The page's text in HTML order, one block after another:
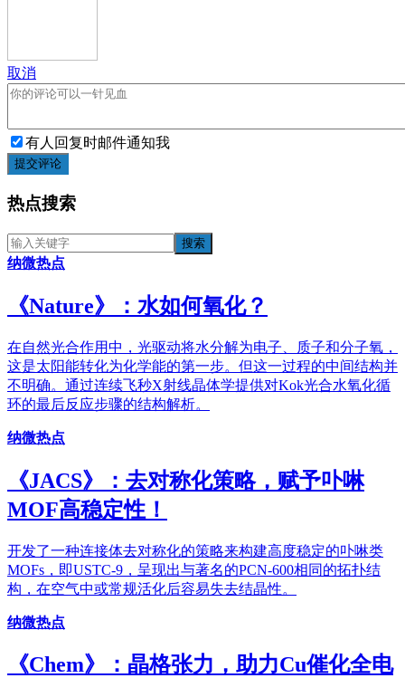
取消
有人回复时邮件通知我
提交评论
热点搜索
纳微热点
《​Nature》：水如何氧化？
在自然光合作用中，光驱动将水分解为电子、质子和分子氧，
这是太阳能转化为化学能的第一步。但这一过程的中间结构并
不明确。通过连续飞秒X射线晶体学提供对Kok光合水氧化循
环的最后反应步骤的结构解析。
纳微热点
《JACS》：去对称化策略，赋予卟啉
MOF高稳定性！
开发了一种连接体去对称化的策略来构建高度稳定的卟啉类
MOFs，即USTC-9，呈现出与著名的PCN-600相同的拓扑结
构，在空气中或常规活化后容易失去结晶性。
纳微热点
《Chem》：晶格张力，助力Cu催化全电